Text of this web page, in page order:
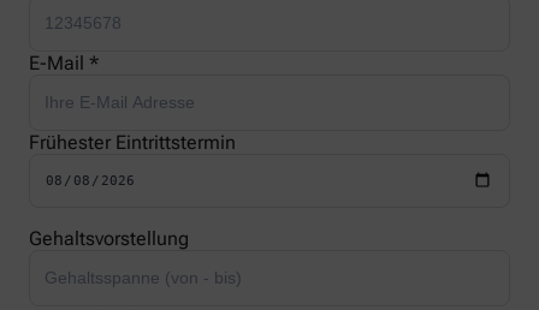
E-Mail *
Frühester Eintrittstermin
Gehaltsvorstellung